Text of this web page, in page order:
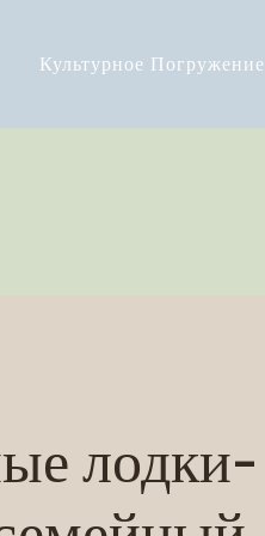
Культурное Погружение
лодки-